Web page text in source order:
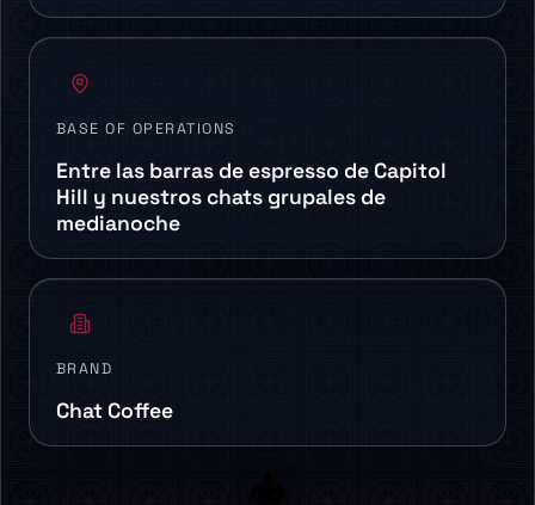
BASE OF OPERATIONS
Entre las barras de espresso de Capitol
Hill y nuestros chats grupales de
medianoche
BRAND
Chat Coffee